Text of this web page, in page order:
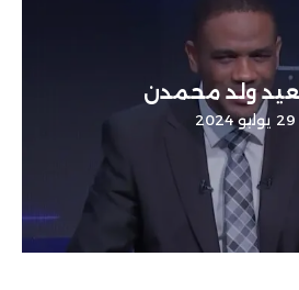
ولد محمدن
29 يوليو 2024